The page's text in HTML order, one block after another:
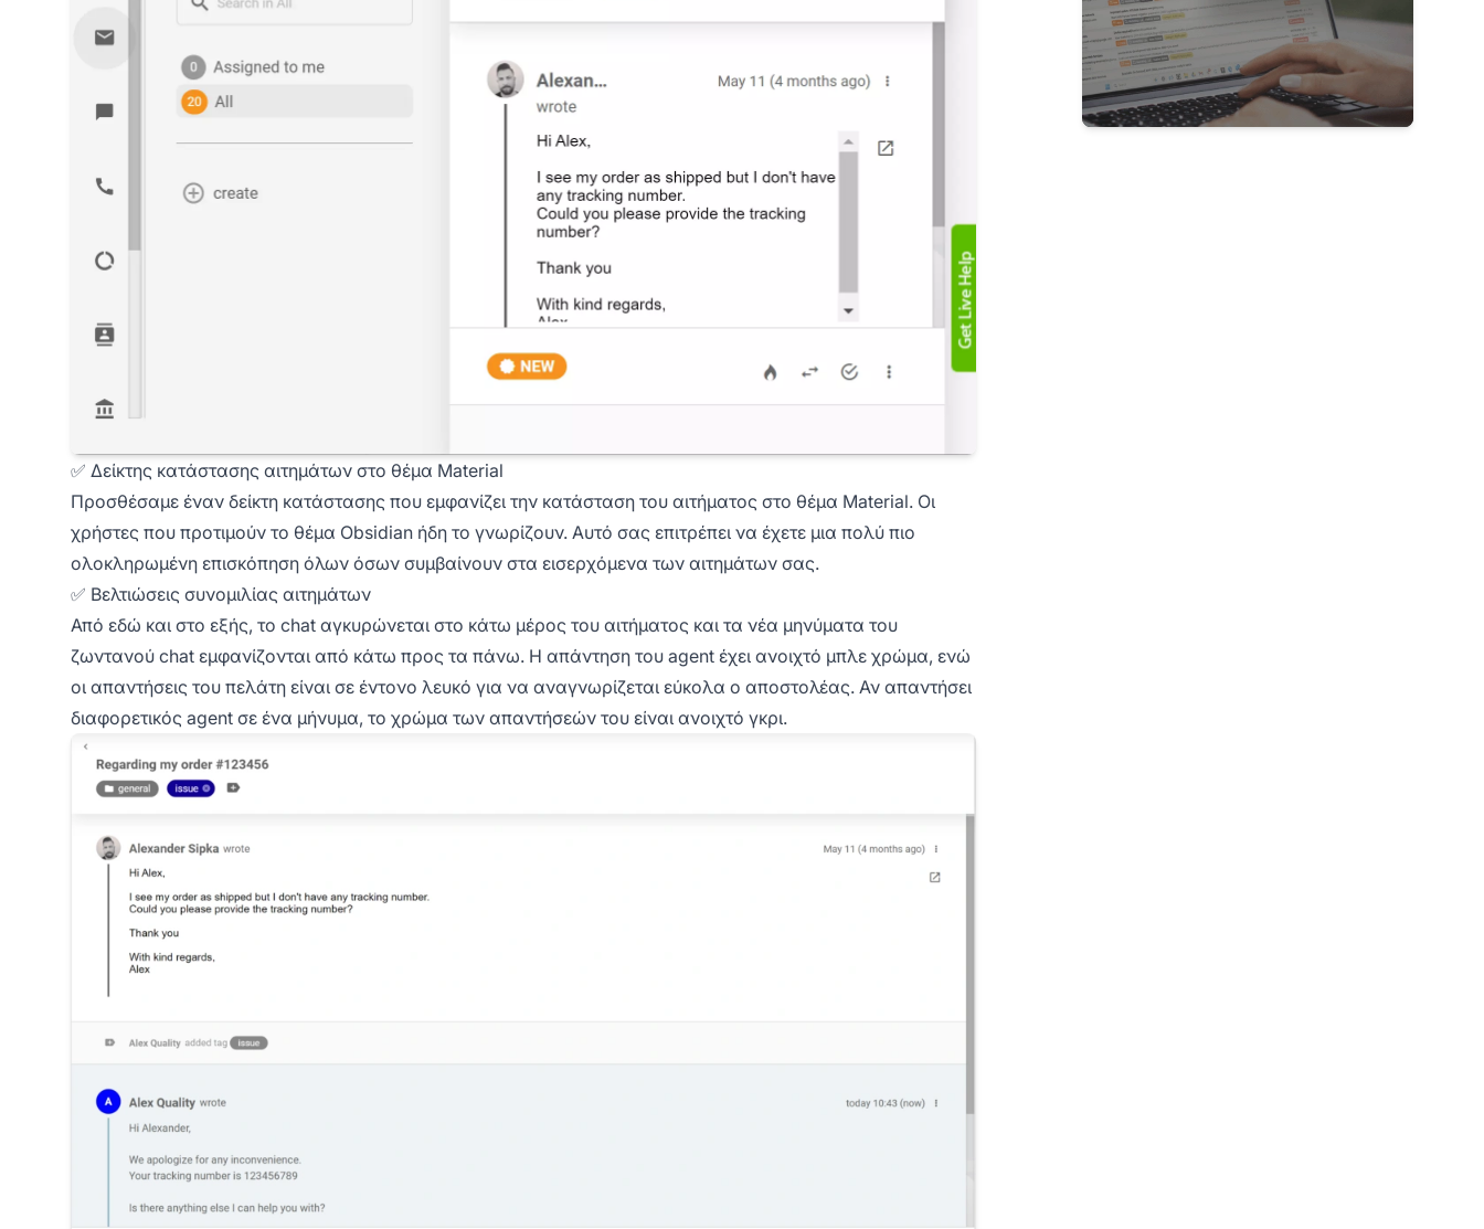
✅ Δείκτης κατάστασης αιτημάτων στο θέμα Material
Προσθέσαμε έναν δείκτη κατάστασης που εμφανίζει την κατάσταση του αιτήματος στο θέμα Material. Οι
χρήστες που προτιμούν το θέμα Obsidian ήδη το γνωρίζουν. Αυτό σας επιτρέπει να έχετε μια πολύ πιο
ολοκληρωμένη επισκόπηση όλων όσων συμβαίνουν στα εισερχόμενα των αιτημάτων σας.
✅ Βελτιώσεις συνομιλίας αιτημάτων
Από εδώ και στο εξής, το chat αγκυρώνεται στο κάτω μέρος του αιτήματος και τα νέα μηνύματα του
ζωντανού chat εμφανίζονται από κάτω προς τα πάνω. Η απάντηση του agent έχει ανοιχτό μπλε χρώμα, ενώ
οι απαντήσεις του πελάτη είναι σε έντονο λευκό για να αναγνωρίζεται εύκολα ο αποστολέας. Αν απαντήσει
διαφορετικός agent σε ένα μήνυμα, το χρώμα των απαντήσεών του είναι ανοιχτό γκρι.